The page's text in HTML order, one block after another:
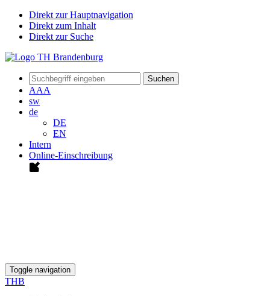
Direkt zur Hauptnavigation
Direkt zum Inhalt
Direkt zur Suche
Suchen
AAA
sw
de
DE
EN
Intern
Online-Einschreibung
Toggle navigation
THB